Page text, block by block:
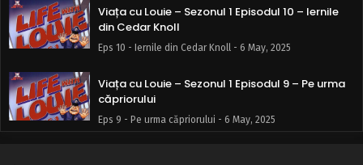
Viața cu Louie – Sezonul 1 Episodul 10 – Iernile
din Cedar Knoll
Eps 10 - Iernile din Cedar Knoll - 6 May, 2025
Viața cu Louie – Sezonul 1 Episodul 9 – Pe urma
căpriorului
Eps 9 - Pe urma căpriorului - 6 May, 2025